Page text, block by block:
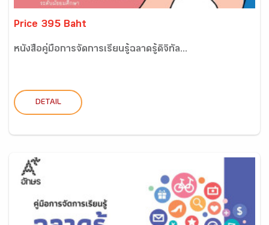
Price 395 Baht
หนังสือคู่มือการจัดการเรียนรู้ฉลาดรู้ดิจิทัล...
DETAIL